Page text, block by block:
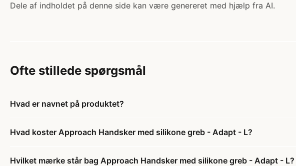
Dele af indholdet på denne side kan være genereret med hjælp fra AI.
Ofte stillede spørgsmål
Hvad er navnet på produktet?
Hvad koster Approach Handsker med silikone greb - Adapt - L?
Hvilket mærke står bag Approach Handsker med silikone greb - Adapt - L?